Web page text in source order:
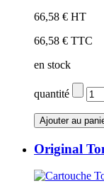
66,58 € HT
66,58 € TTC
en stock
quantité
Original